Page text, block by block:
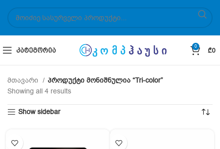
ᲙᲐᲢᲔᲒᲝᲠᲘᲐ
0
₾0
მთავარი
პროდუქტი მონიშნულია “Tri-color”
Showing all 4 results
Show sidebar